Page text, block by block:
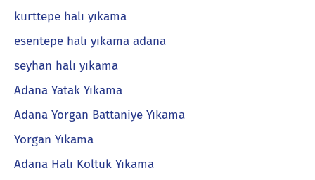
kurttepe halı yıkama
esentepe halı yıkama adana
seyhan halı yıkama
Adana Yatak Yıkama
Adana Yorgan Battaniye Yıkama
Yorgan Yıkama
Adana Halı Koltuk Yıkama